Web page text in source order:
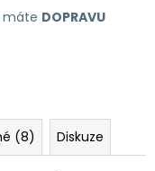
máte DOPRAVU
(8) Diskuze